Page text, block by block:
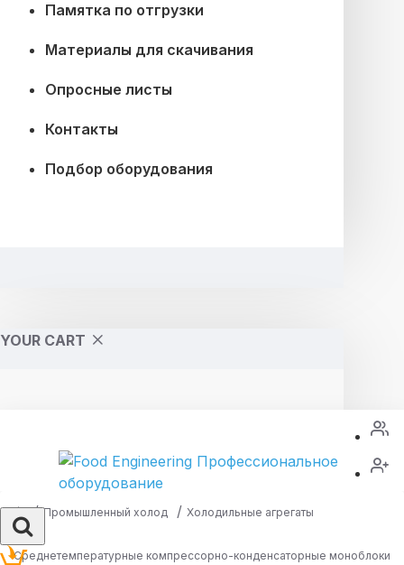
Памятка по отгрузки
Материалы для скачивания
Опросные листы
Контакты
Подбор оборудования
YOUR CART
Промышленный холод Холодильные агрегаты
Среднетемпературные компрессорно-конденсаторные моноблоки